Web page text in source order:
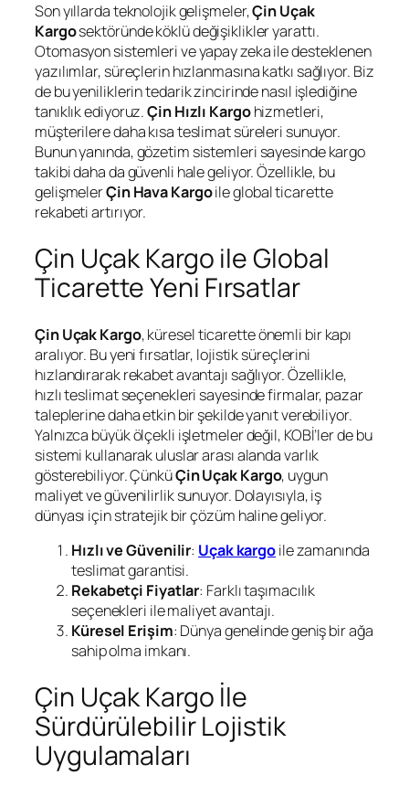
Son yıllarda teknolojik gelişmeler,Çin Uçak
Kargosektöründe köklü değişiklikler yarattı.
Otomasyon sistemleri ve yapay zeka ile desteklenen
yazılımlar, süreçlerin hızlanmasına katkı sağlıyor. Biz
de bu yeniliklerin tedarik zincirinde nasıl işlediğine
tanıklık ediyoruz.Çin Hızlı Kargohizmetleri,
müşterilere daha kısa teslimat süreleri sunuyor.
Bunun yanında, gözetim sistemleri sayesinde kargo
takibi daha da güvenli hale geliyor. Özellikle, bu
gelişmelerÇin Hava Kargoile global ticarette
rekabeti artırıyor.
Çin Uçak Kargo ile Global
Ticarette Yeni Fırsatlar
Çin Uçak Kargo, küresel ticarette önemli bir kapı
aralıyor. Bu yeni fırsatlar, lojistik süreçlerini
hızlandırarak rekabet avantajı sağlıyor. Özellikle,
hızlı teslimat seçenekleri sayesinde firmalar, pazar
taleplerine daha etkin bir şekilde yanıt verebiliyor.
Yalnızca büyük ölçekli işletmeler değil, KOBİ’ler de bu
sistemi kullanarak uluslar arası alanda varlık
gösterebiliyor. ÇünküÇin Uçak Kargo, uygun
maliyet ve güvenilirlik sunuyor. Dolayısıyla, iş
dünyası için stratejik bir çözüm haline geliyor.
Hızlı ve Güvenilir: Uçak kargoile zamanında
teslimat garantisi.
Rekabetçi Fiyatlar: Farklı taşımacılık
seçenekleri ile maliyet avantajı.
Küresel Erişim: Dünya genelinde geniş bir ağa
sahip olma imkanı.
Çin Uçak Kargo İle
Sürdürülebilir Lojistik
Uygulamaları